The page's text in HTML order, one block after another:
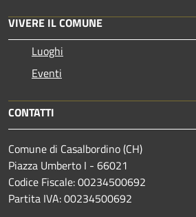
VIVERE IL COMUNE
Luoghi
Eventi
CONTATTI
Comune di Casalbordino (CH)
Piazza Umberto I - 66021
Codice Fiscale: 00234500692
Partita IVA: 00234500692